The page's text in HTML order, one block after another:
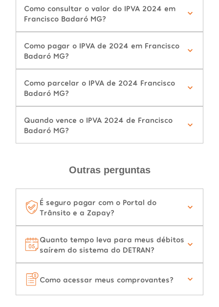
Como consultar o valor do IPVA 2024 em
Francisco Badaró MG?
Como pagar o IPVA de 2024 em Francisco
Badaró MG?
Como parcelar o IPVA de 2024 Francisco
Badaró MG?
Quando vence o IPVA 2024 de Francisco
Badaró MG?
Outras perguntas
É seguro pagar com o Portal do
Trânsito e a Zapay?
Quanto tempo leva para meus débitos
saírem do sistema do DETRAN?
Como acessar meus comprovantes?